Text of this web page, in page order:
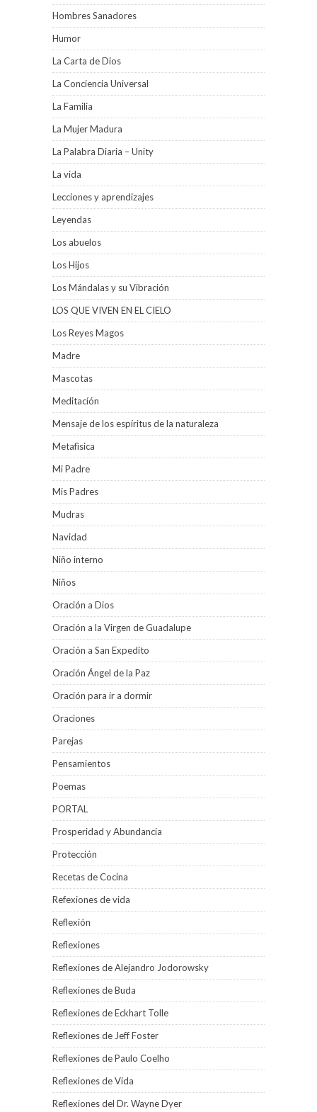
Hombres Sanadores
Humor
La Carta de Dios
La Conciencia Universal
La Familia
La Mujer Madura
La Palabra Diaria – Unity
La vida
Lecciones y aprendizajes
Leyendas
Los abuelos
Los Hijos
Los Mándalas y su Vibración
LOS QUE VIVEN EN EL CIELO
Los Reyes Magos
Madre
Mascotas
Meditacíón
Mensaje de los espíritus de la naturaleza
Metafìsica
Mi Padre
Mis Padres
Mudras
Navidad
Niño interno
Niños
Oración a Dios
Oración a la Virgen de Guadalupe
Oración a San Expedito
Oración Ángel de la Paz
Oración para ir a dormir
Oraciones
Parejas
Pensamientos
Poemas
PORTAL
Prosperidad y Abundancia
Protección
Recetas de Cocina
Refexiones de vida
Reflexión
Reflexiones
Reflexiones de Alejandro Jodorowsky
Reflexiones de Buda
Reflexiones de Eckhart Tolle
Reflexiones de Jeff Foster
Reflexiones de Paulo Coelho
Reflexiones de Vida
Reflexiones del Dr. Wayne Dyer